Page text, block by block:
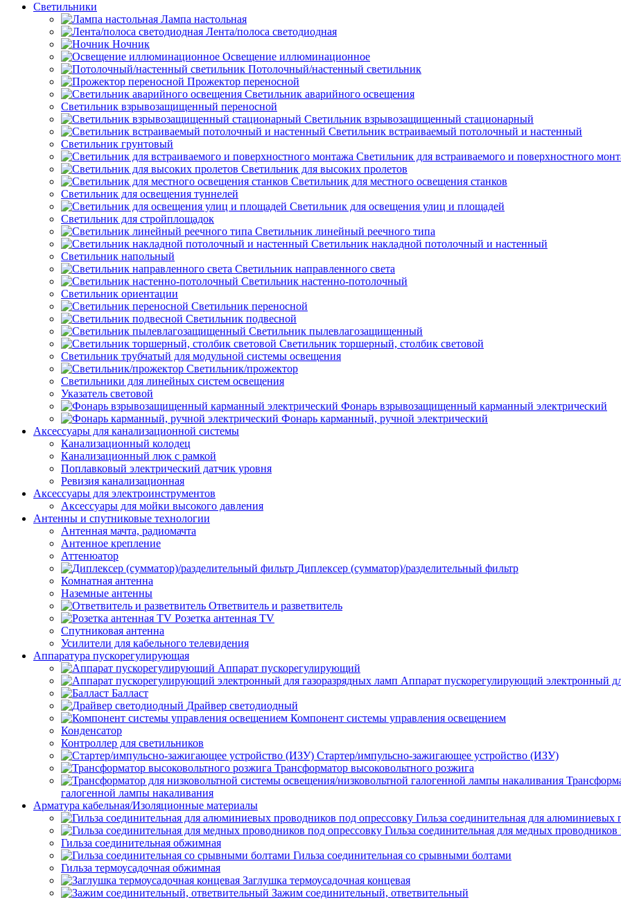
Светильники
Лампа настольная
Лента/полоса светодиодная
Ночник
Освещение иллюминационное
Потолочный/настенный светильник
Прожектор переносной
Светильник аварийного освещения
Светильник взрывозащищенный переносной
Светильник взрывозащищенный стационарный
Светильник встраиваемый потолочный и настенный
Светильник грунтовый
Светильник для встраиваемого и поверхностного
Светильник для высоких пролетов
Светильник для местного освещения станков
Светильник для освещения туннелей
Светильник для освещения улиц и площадей
Светильник для стройплощадок
Светильник линейный реечного типа
Светильник накладной потолочный и настенный
Светильник напольный
Светильник направленного света
Светильник настенно-потолочный
Светильник ориентации
Светильник переносной
Светильник подвесной
Светильник пылевлагозащищенный
Светильник торшерный, столбик световой
Светильник трубчатый для модульной системы освещения
Светильник/прожектор
Светильники для линейных систем освещения
Указатель световой
Фонарь взрывозащищенный карманный электрический
Фонарь карманный, ручной электрический
Аксессуары для канализационной системы
Канализационный колодец
Канализационный люк с рамкой
Поплавковый электрический датчик уровня
Ревизия канализационная
Аксессуары для электроинструментов
Аксессуары для мойки высокого давления
Антенны и спутниковые технологии
Антенная мачта, радиомачта
Антенное крепление
Аттенюатор
Диплексер (сумматор)/разделительный фильтр
Комнатная антенна
Наземные антенны
Ответвитель и разветвитель
Розетка антенная TV
Спутниковая антенна
Усилители для кабельного телевидения
Аппаратура пускорегулирующая
Аппарат пускорегулирующий
Аппарат пускорегулирующий электронный
Балласт
Драйвер светодиодный
Компонент системы управления освещением
Конденсатор
Контроллер для светильников
Стартер/импульсно-зажигающее устройство (ИЗУ)
Трансформатор высоковольтного розжига
галогенной лампы накаливания
Арматура кабельная/Изоляционные материалы
Гильза соединительная для алюминиевых
Гильза соединительная для медных проводников
Гильза соединительная обжимная
Гильза соединительная со срывными болтами
Гильза термоусадочная обжимная
Заглушка термоусадочная концевая
Зажим соединительный, ответвительный